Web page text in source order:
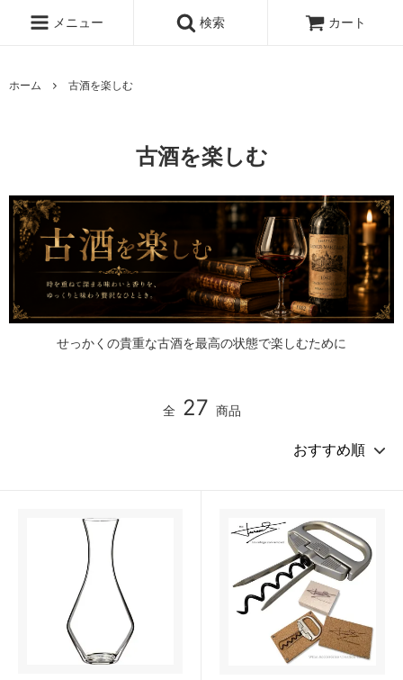
メニュー 検索 カート
ホーム 古酒を楽しむ
古酒を楽しむ
せっかくの貴重な古酒を最高の状態で楽しむために
全 27 商品